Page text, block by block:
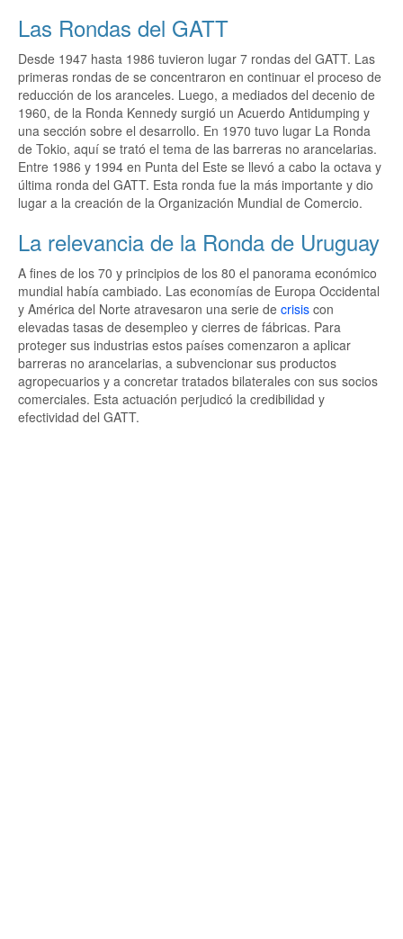
Las Rondas del GATT
Desde 1947 hasta 1986 tuvieron lugar 7 rondas del GATT. Las
primeras rondas de se concentraron en continuar el proceso de
reducción de los aranceles. Luego, a mediados del decenio de
1960, de la Ronda Kennedy surgió un Acuerdo Antidumping y
una sección sobre el desarrollo. En 1970 tuvo lugar La Ronda
de Tokio, aquí se trató el tema de las barreras no arancelarias.
Entre 1986 y 1994 en Punta del Este se llevó a cabo la octava y
última ronda del GATT. Esta ronda fue la más importante y dio
lugar a la creación de la Organización Mundial de Comercio.
La relevancia de la Ronda de Uruguay
A fines de los 70 y principios de los 80 el panorama económico
mundial había cambiado. Las economías de Europa Occidental
y América del Norte atravesaron una serie de crisis con
elevadas tasas de desempleo y cierres de fábricas. Para
proteger sus industrias estos países comenzaron a aplicar
barreras no arancelarias, a subvencionar sus productos
agropecuarios y a concretar tratados bilaterales con sus socios
comerciales. Esta actuación perjudicó la credibilidad y
efectividad del GATT.